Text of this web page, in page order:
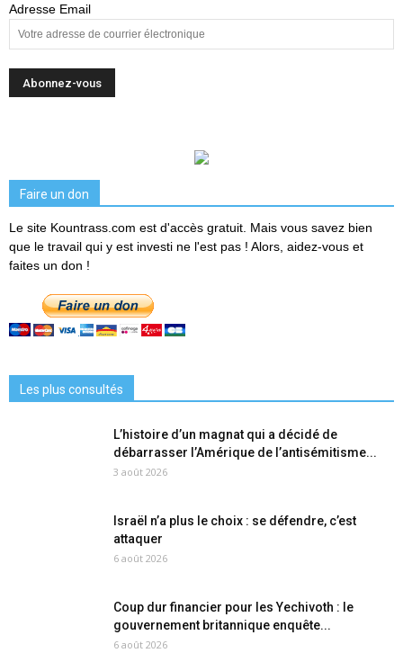
Adresse Email
Faire un don
Le site Kountrass.com est d'accès gratuit. Mais vous savez bien
que le travail qui y est investi ne l'est pas ! Alors, aidez-vous et
faites un don !
Les plus consultés
L’histoire d’un magnat qui a décidé de
débarrasser l’Amérique de l’antisémitisme...
3 août 2026
Israël n’a plus le choix : se défendre, c’est
attaquer
6 août 2026
Coup dur financier pour les Yechivoth : le
gouvernement britannique enquête...
6 août 2026